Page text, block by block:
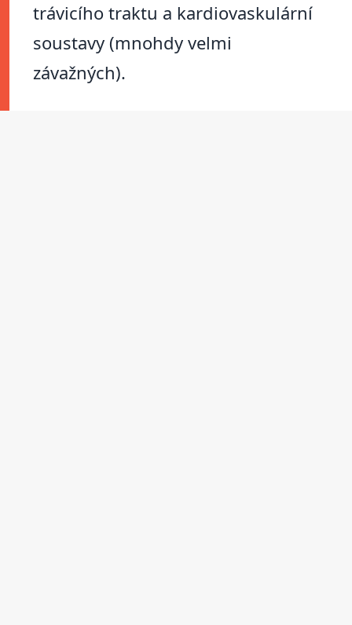
trávicího traktu a kardiovaskulární
soustavy (mnohdy velmi
závažných).